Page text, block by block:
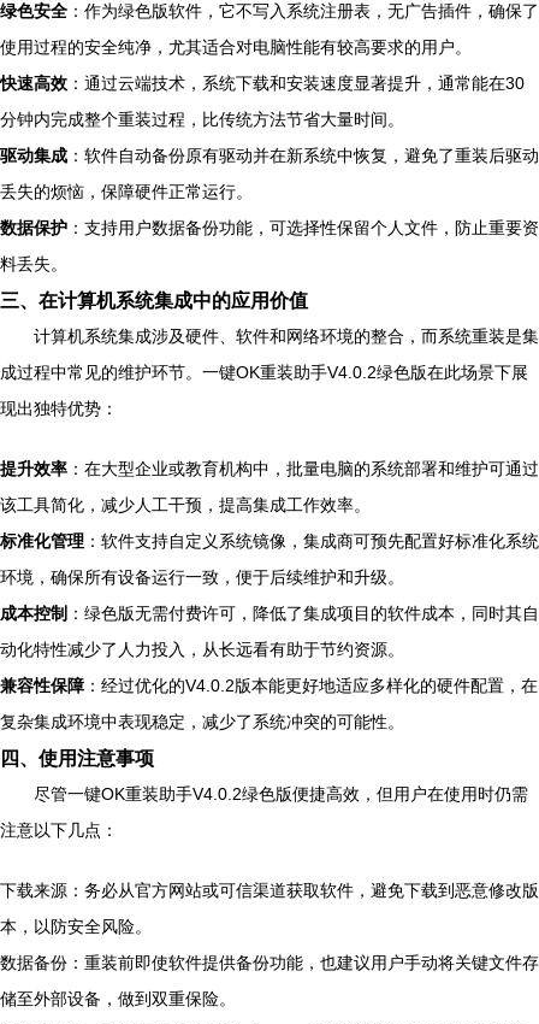
绿色安全 ：作为绿色版软件，它不写入系统注册表，无广告插件，确保了
使用过程的安全纯净，尤其适合对电脑性能有较高要求的用户。
快速高效 ：通过云端技术，系统下载和安装速度显著提升，通常能在30
分钟内完成整个重装过程，比传统方法节省大量时间。
驱动集成 ：软件自动备份原有驱动并在新系统中恢复，避免了重装后驱动
丢失的烦恼，保障硬件正常运行。
数据保护 ：支持用户数据备份功能，可选择性保留个人文件，防止重要资
料丢失。
三、在计算机系统集成中的应用价值
计算机系统集成涉及硬件、软件和网络环境的整合，而系统重装是集
成过程中常见的维护环节。一键OK重装助手V4.0.2绿色版在此场景下展
现出独特优势：
提升效率 ：在大型企业或教育机构中，批量电脑的系统部署和维护可通过
该工具简化，减少人工干预，提高集成工作效率。
标准化管理 ：软件支持自定义系统镜像，集成商可预先配置好标准化系统
环境，确保所有设备运行一致，便于后续维护和升级。
成本控制 ：绿色版无需付费许可，降低了集成项目的软件成本，同时其自
动化特性减少了人力投入，从长远看有助于节约资源。
兼容性保障 ：经过优化的V4.0.2版本能更好地适应多样化的硬件配置，在
复杂集成环境中表现稳定，减少了系统冲突的可能性。
四、使用注意事项
尽管一键OK重装助手V4.0.2绿色版便捷高效，但用户在使用时仍需
注意以下几点：
下载来源：务必从官方网站或可信渠道获取软件，避免下载到恶意修改版
本，以防安全风险。
数据备份：重装前即使软件提供备份功能，也建议用户手动将关键文件存
储至外部设备，做到双重保险。